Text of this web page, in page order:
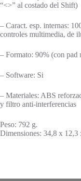
“<>” al costado del Shift)
– Caract. esp. internas:
controles multimedia, de
– Formato: 90% (con pad
– Software: Si
– Materiales: ABS
y filtro anti-interferencias
Peso: 792 g.
Dimensiones: 34,8 x 12,3